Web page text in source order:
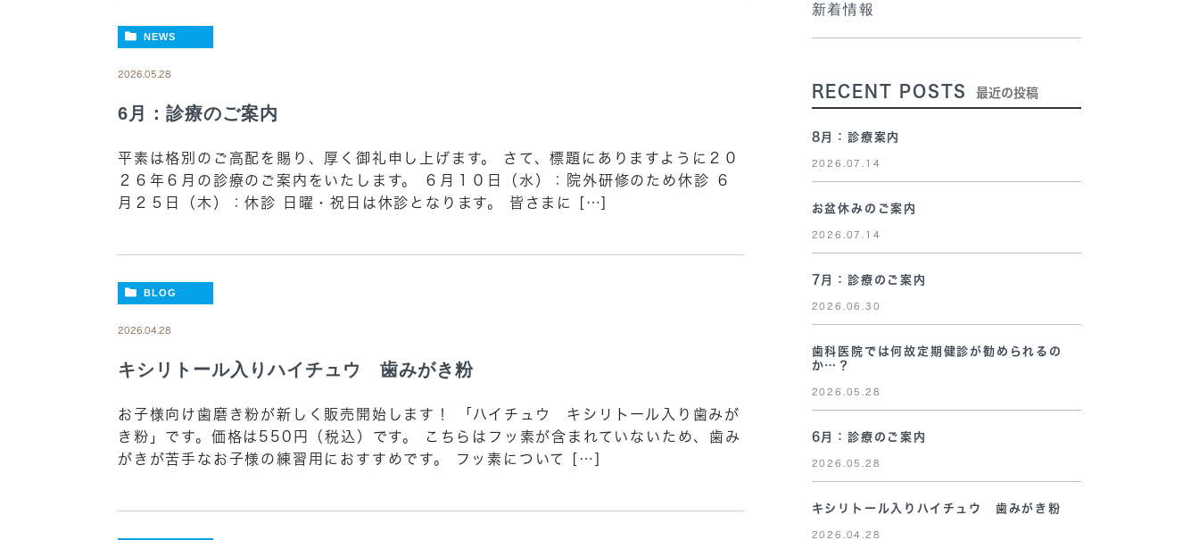
NEWS
2026.05.28
6月：診療のご案内
平素は格別のご高配を賜り、厚く御礼申し上げます。 さて、標題にありますように２０
２６年６月の診療のご案内をいたします。 ６月１０日（水）：院外研修のため休診 ６
月２５日（木）：休診 日曜・祝日は休診となります。 皆さまに […]
BLOG
2026.04.28
キシリトール入りハイチュウ 歯みがき粉
お子様向け歯磨き粉が新しく販売開始します！ 「ハイチュウ キシリトール入り歯みが
き粉」です。価格は550円（税込）です。 こちらはフッ素が含まれていないため、歯み
がきが苦手なお子様の練習用におすすめです。 フッ素について […]
新着情報
RECENT POSTS 最近の投稿
8月：診療案内
2026.07.14
お盆休みのご案内
2026.07.14
7月：診療のご案内
2026.06.30
歯科医院では何故定期健診が勧められるの
か…？
2026.05.28
6月：診療のご案内
2026.05.28
キシリトール入りハイチュウ 歯みがき粉
2026.04.28